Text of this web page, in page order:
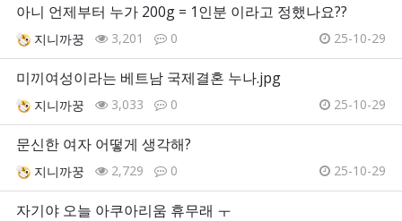
아니 언제부터 누가 200g = 1인분 이라고 정했나요??
지니까꿍 3,201 0 25-10-29
미끼여성이라는 베트남 국제결혼 누나.jpg
지니까꿍 3,033 0 25-10-29
문신한 여자 어떻게 생각해?
지니까꿍 2,729 0 25-10-29
자기야 오늘 아쿠아리움 휴무래 ㅜ